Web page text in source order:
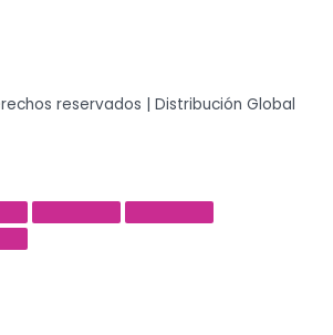
reservados | Distribución Global